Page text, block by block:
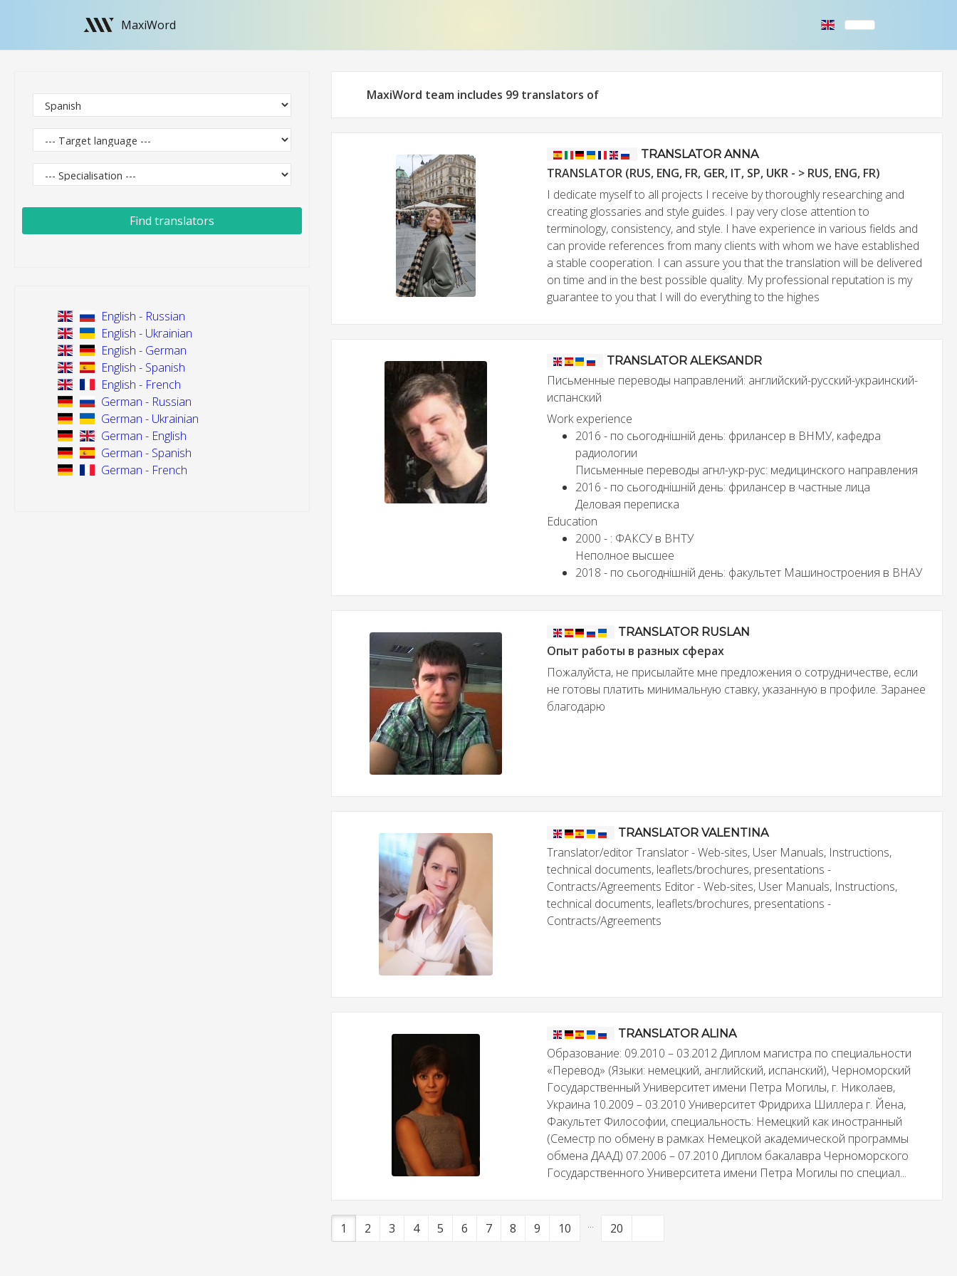
MaxiWord
Find translators
English - Russian
English - Ukrainian
English - German
English - Spanish
English - French
German - Russian
German - Ukrainian
German - English
German - Spanish
German - French
MaxiWord team includes 99 translators of
TRANSLATOR ANNA
TRANSLATOR (RUS, ENG, FR, GER, IT, SP, UKR - > RUS, ENG, FR)
I dedicate myself to all projects I receive by thoroughly researching and
creating glossaries and style guides. I pay very close attention to
terminology, consistency, and style. I have experience in various fields and
can provide references from many clients with whom we have established
a stable cooperation. I can assure you that the translation will be delivered
on time and in the best possible quality. My professional reputation is my
guarantee to you that I will do everything to the highes
TRANSLATOR ALEKSANDR
Письменные переводы направлений: английский-русский-украинский-
испанский
Work experience
2016 - по сьогоднішній день: фрилансер в ВНМУ, кафедра
радиологии
Письменные переводы агнл-укр-рус: медицинского направления
2016 - по сьогоднішній день: фрилансер в частные лица
Деловая переписка
Education
2000 - : ФАКСУ в ВНТУ
Неполное высшее
2018 - по сьогоднішній день: факультет Машиностроения в ВНАУ
TRANSLATOR RUSLAN
Опыт работы в разных сферах
Пожалуйста, не присылайте мне предложения о сотрудничестве, если
не готовы платить минимальную ставку, указанную в профиле. Заранее
благодарю
TRANSLATOR VALENTINA
Translator/editor Translator - Web-sites, User Manuals, Instructions,
technical documents, leaflets/brochures, presentations -
Contracts/Agreements Editor - Web-sites, User Manuals, Instructions,
technical documents, leaflets/brochures, presentations -
Contracts/Agreements
TRANSLATOR ALINA
Образование: 09.2010 – 03.2012 Диплом магистра по специальности
«Перевод» (Языки: немецкий, английский, испанский), Черноморский
Государственный Университет имени Петра Могилы, г. Николаев,
Украина 10.2009 – 03.2010 Университет Фридриха Шиллера г. Йена,
Факультет Философии, специальность: Немецкий как иностранный
(Семестр по обмену в рамках Немецкой академической программы
обмена ДААД) 07.2006 – 07.2010 Диплом бакалавра Черноморского
Государственного Университета имени Петра Могилы по специал...
1 2 3 4 5 6 7 8 9 10 ... 20